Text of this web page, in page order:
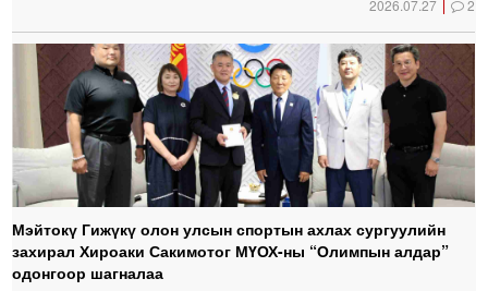
2026.07.27 2
Мэйтокү Гижүкү олон улсын спортын ахлах сургуулийн
захирал Хироаки Сакимотог МҮОХ-ны “Олимпын алдар”
одонгоор шагналаа